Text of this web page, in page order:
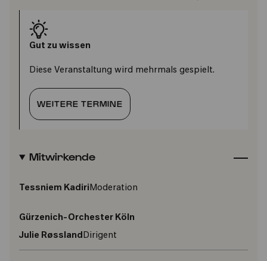
Gut zu wissen
Diese Veranstaltung wird mehrmals gespielt.
WEITERE TERMINE
Mitwirkende
Tessniem KadiriModeration
Gürzenich-Orchester Köln
Julie RøsslandDirigent